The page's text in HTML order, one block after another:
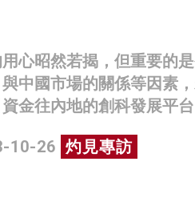
心昭然若揭，但重要的
中國市場的關係等因素
金往內地的創科發展平台
10-26 灼見專訪